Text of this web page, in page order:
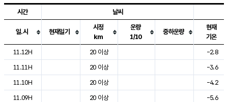
도시별 기상실황표로 지점, 날씨, 기온, 강수, 바람, 기압등을 안내한 표입
시간 날씨
일.시 현재일기
시정
km
운량
1/10
중하운량
현재
기온
11.12H
20 이상
-2.8
11.11H
20 이상
-3.6
11.10H
20 이상
-4.2
11.09H
20 이상
-5.6